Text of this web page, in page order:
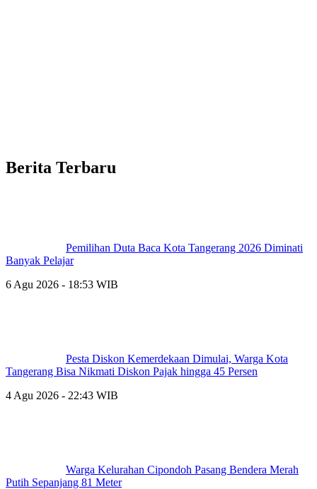
Berita Terbaru
Pemilihan Duta Baca Kota Tangerang 2026 Diminati
Banyak Pelajar
6 Agu 2026 - 18:53 WIB
Pesta Diskon Kemerdekaan Dimulai, Warga Kota
Tangerang Bisa Nikmati Diskon Pajak hingga 45 Persen
4 Agu 2026 - 22:43 WIB
Warga Kelurahan Cipondoh Pasang Bendera Merah
Putih Sepanjang 81 Meter